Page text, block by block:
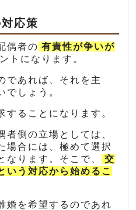
応策
偶者の 有責性が争いが
トになります。
であれば、それを主
でしょう。
することになります。
者側の立場としては、
場合には、極めて選択
なります。そこで、
交
いう対応から始めるこ
婚を希望するのであれ